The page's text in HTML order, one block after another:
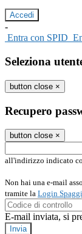
-
Entra con SPID
Seleziona
button close ×
Recupero
button close ×
all'indirizzo indicato
Non hai una e-mail
tramite la Login
E-mail inviata, si